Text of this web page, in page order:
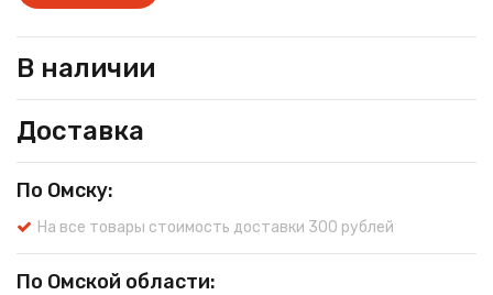
В наличии
Доставка
По Омску:
На все товары стоимость доставки 300 рублей
По Омской области: